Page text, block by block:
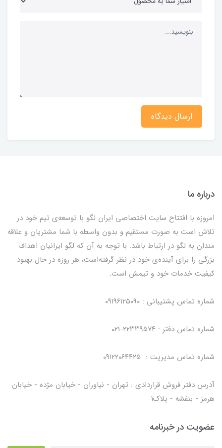
ارسال دیدگاه
درباره ما
امروزه با افتتاح سایت اختصاصی ایران لگو با توسعه‌ی تیم خود در
تلاش است به صورت مستقیم و بدون واسطه با شما مشتریان و علاقه
مندان به لگو در ارتباط باشد. با توجه به آن که لگو ایرانیان اهداف
بزرگی را برای آینده‌ی خود در نظر گرفته‌است، هر روزه در حال بهبود
کیفیت خدمات خود و تیمش است.
شماره تماس پشتیبانی : ۰۹۱۹۶۱۲۵۰۹۰
شماره تماس دفتر : ۲۲۳۳۹۵۷۴-۰۲۱
شماره تماس مدیریت : ۰۹۱۲۲۰۶۴۴۲۵
آدرس دفتر فروش قراردادی : تهران - نیاوران - خیابان مژده - خیابان
هرمز - بنفشه - پلاک۱
عضویت در خبرنامه